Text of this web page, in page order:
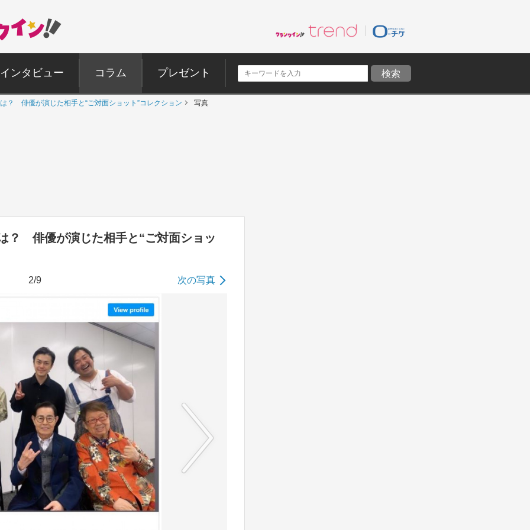
インタビュー コラム プレゼント
？ 俳優が演じた相手と“ご対面ショット”コレクション 写真
？ 俳優が演じた相手と“ご対面ショッ
2/9 次の写真